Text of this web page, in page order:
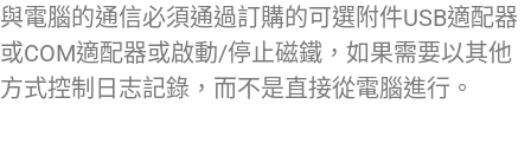
與電腦的通信必須通過訂購的可選附件USB適配器
或COM適配器或啟動/停止磁鐵，如果需要以其他
方式控制日志記錄，而不是直接從電腦進行。